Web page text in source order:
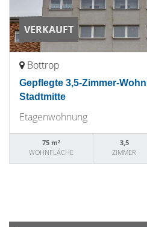
VERKAUFT
Bottrop
Gepflegte 3,5-Zimmer-
Stadtmitte
Etagenwohnung
75 m²
WOHNFLÄCHE
3,5
ZIMMER